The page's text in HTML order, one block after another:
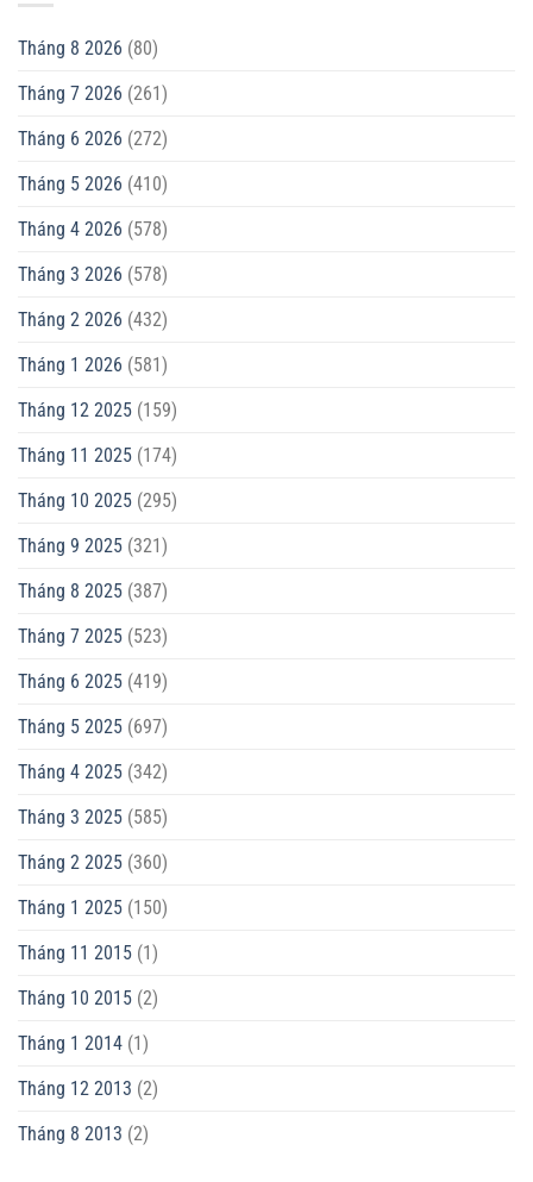
Tháng 8 2026 (80)
Tháng 7 2026 (261)
Tháng 6 2026 (272)
Tháng 5 2026 (410)
Tháng 4 2026 (578)
Tháng 3 2026 (578)
Tháng 2 2026 (432)
Tháng 1 2026 (581)
Tháng 12 2025 (159)
Tháng 11 2025 (174)
Tháng 10 2025 (295)
Tháng 9 2025 (321)
Tháng 8 2025 (387)
Tháng 7 2025 (523)
Tháng 6 2025 (419)
Tháng 5 2025 (697)
Tháng 4 2025 (342)
Tháng 3 2025 (585)
Tháng 2 2025 (360)
Tháng 1 2025 (150)
Tháng 11 2015 (1)
Tháng 10 2015 (2)
Tháng 1 2014 (1)
Tháng 12 2013 (2)
Tháng 8 2013 (2)